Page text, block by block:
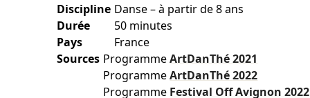
Discipline Danse – à partir de 8 ans
Durée
50 minutes
Pays
France
Sources ProgrammeArtDanThé2021
ProgrammeArtDanThé2022
Programme Festival Off Avignon2022